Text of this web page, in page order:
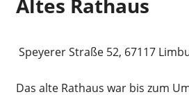
Altes Rathaus
Speyerer Straße 52, 67117
Das alte Rathaus war bis zum